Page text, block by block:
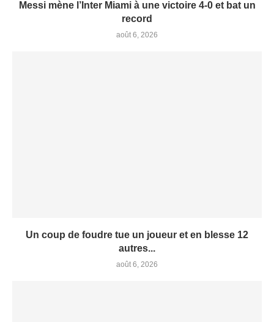
Messi mène l’Inter Miami à une victoire 4-0 et bat un
record
août 6, 2026
Un coup de foudre tue un joueur et en blesse 12
autres...
août 6, 2026